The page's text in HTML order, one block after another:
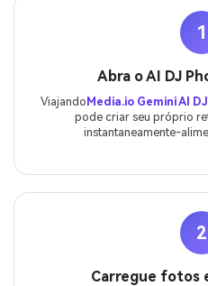
1
Abra o AI DJ
Viajando Media.io Gemini AI
pode criar seu próprio
instantaneamente-
2
Carregue fotos